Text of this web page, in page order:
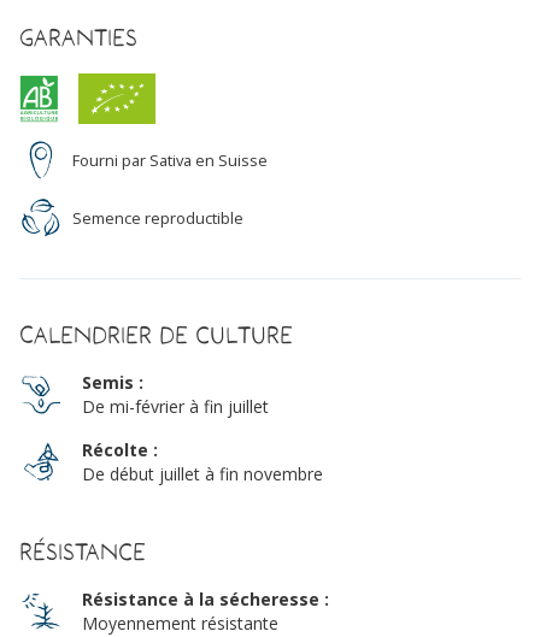
Garanties
Fourni par Sativa en Suisse
Semence reproductible
Calendrier de culture
Semis :
De mi-février à fin juillet
Récolte :
De début juillet à fin novembre
Résistance
Résistance à la sécheresse :
Moyennement résistante